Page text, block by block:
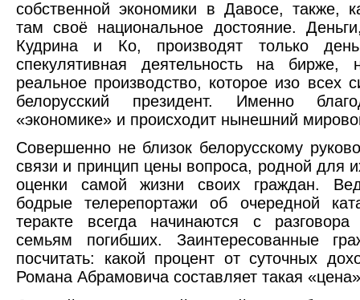
собственной экономики в Давосе, также,
там своё национальное достояние.
Кудрина и Кo, производят только
спекулятивная деятельность на бирже,
реальное производство, которое изо всех
белорусский президент. Именно
«экономике» и происходит нынешний
Совершенно не близок белорусскому
связи и принцип цены вопроса, родной для
оценки самой жизни своих граждан.
бодрые телерепортажи об очередной
теракте всегда начинаются с
семьям погибших. Заинтересованные
посчитать: какой процент от суточных
Романа Абрамовича составляет такая